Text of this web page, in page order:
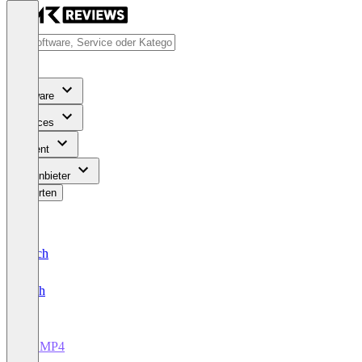
Software
Services
Content
Für Anbieter
Bewerten
Deutsch
English
COMP4